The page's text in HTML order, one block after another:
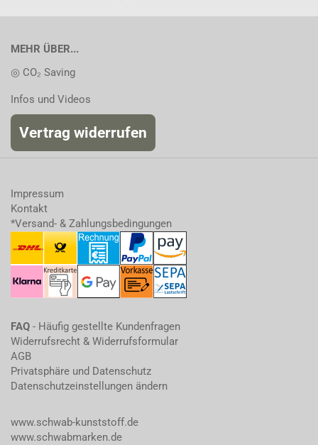
MEHR ÜBER...
◎ CO₂ Saving
Infos und Videos
Vertrag widerrufen
Impressum
Kontakt
*Versand- & Zahlungsbedingungen
FAQ - Häufig gestellte Kundenfragen
Widerrufsrecht & Widerrufsformular
AGB
Privatsphäre und Datenschutz
Datenschutzeinstellungen ändern
www.schwab-kunststoff.de
www.schwabmarken.de